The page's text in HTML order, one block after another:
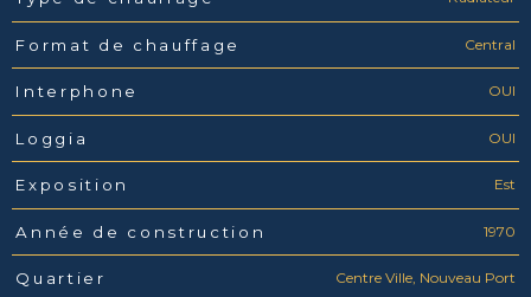
Format de chauffage Central
Interphone OUI
Loggia OUI
Exposition Est
Année de construction 1970
Quartier Centre Ville, Nouveau Port